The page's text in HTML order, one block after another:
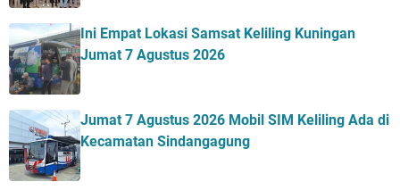
Ini Empat Lokasi Samsat Keliling Kuningan
Jumat 7 Agustus 2026
Jumat 7 Agustus 2026 Mobil SIM Keliling Ada di
Kecamatan Sindangagung